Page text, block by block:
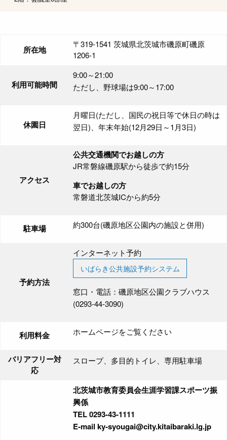
所在地
〒319-1541 茨城県北茨城市磯原町磯原
1206-1
利用可能時間
9:00～21:00
ただし、野球場は9:00～17:00
休園日
月曜日(ただし、国民の祝日等で休日の時は
翌日)、年末年始(12月29日～1月3日)
アクセス
公共交通機関でお越しの方
JR常磐線磯原駅から徒歩で約15分
車でお越しの方
常磐道北茨城ICから約5分
駐車場 約300台(磯原地区公園内の施設と併用)
予約方法
インターネット予約
いばらき公共施設予約システム
窓口・電話：磯原地区公園クラブハウス
(0293-44-3090)
利用料金 ホームページをご覧ください
バリアフリー対
応
スロープ、多目的トイレ、専用駐車場
北茨城市教育委員会生涯学習課スポーツ振
興係
TEL 0293-43-1111
E-mail ky-syougai@city.kitaibaraki.lg.jp